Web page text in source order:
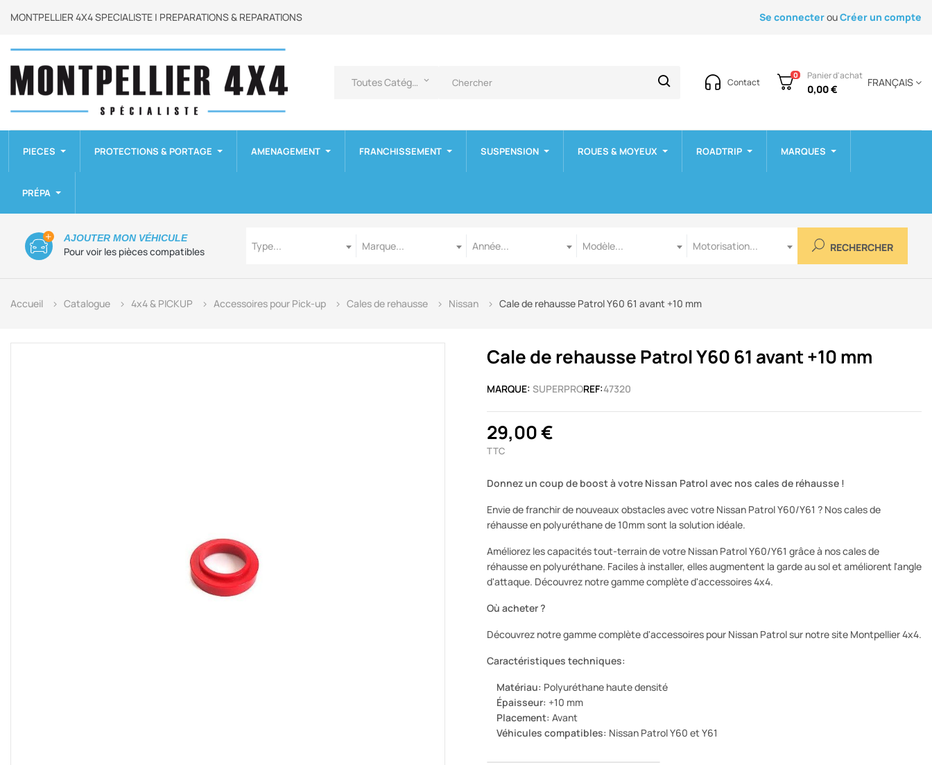
MONTPELLIER 4X4 SPECIALISTE | PREPARATIONS & REPARATIONS Se connecterouCréer un compte
Toutes Catégories keyboard_arrow_down Contact
0 Panier d'achat
0,00 €
FRANÇAIS
PIECES PROTECTIONS & PORTAGE AMENAGEMENT FRANCHISSEMENT SUSPENSION ROUES & MOYEUX ROADTRIP MARQUES
PRÉPA
Pour voir les pièces compatibles
AJOUTER MON VÉHICULE
Type...
Marque...
Année...
Modèle...
Motorisation...
RECHERCHER
Accueil Catalogue 4x4 & PICKUP Accessoires pour Pick-up Cales de rehausse Nissan Cale de rehausse Patrol Y60 61 avant +10 mm
Cale de rehausse Patrol Y60 61 avant +10 mm
MARQUE: SUPERPROREF:47320
29,00 €
TTC
Donnez un coup de boost à votre Nissan Patrol avec nos cales de réhausse !
Envie de franchir de nouveaux obstacles avec votre Nissan Patrol Y60/Y61 ? Nos cales de
réhausse en polyuréthane de 10mm sont la solution idéale.
Améliorez les capacités tout-terrain de votre Nissan Patrol Y60/Y61 grâce à nos cales de
réhausse en polyuréthane. Faciles à installer, elles augmentent la garde au sol et améliorent l'angle
d'attaque. Découvrez notre gamme complète d'accessoires 4x4.
Où acheter ?
Découvrez notre gamme complète d'accessoires pour Nissan Patrol sur notre site Montpellier 4x4.
Caractéristiques techniques:
Matériau: Polyuréthane haute densité
Épaisseur: +10 mm
Placement: Avant
Véhicules compatibles: Nissan Patrol Y60 et Y61